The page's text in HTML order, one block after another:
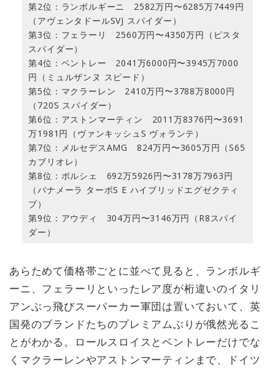
第2位：ランボルギーニ 2582万円〜6285万7449円
（アヴェンタドールSVJ スパイダー）
第3位：フェラーリ 2560万円〜4350万円（ピスタ
スパイダー）
第4位：ベントレー 2041万6000円〜3945万7000
円（ミュルザンヌ スピード）
第5位：マクラーレン 2410万円〜3788万8000円
（720S スパイダー）
第6位：アストンマーティン 2011万8376円〜3691
万1981円（ヴァンキッシュS ヴォランテ）
第7位：メルセデスAMG 824万円〜3605万円（S65
カブリオレ）
第8位：ポルシェ 692万5926円〜3178万7963円
（パナメーラ ターボS E ハイブリッドエグゼクティ
ブ）
第9位：アウディ 304万円〜3146万円（R8スパイ
ダー）
あらためて価格帯ごとに並べて見ると、ランボルギ
ーニ、フェラーリといったレア度が桁違いのイタリ
アンぶっ飛びスーパーカー軍団は置いておいて、英
国発のブランドたちのプレミアムぶりが俄然光るこ
とがわかる。ロールスロイスとベントレーだけでな
くマクラーレンやアストンマーティンまで、ドイツ